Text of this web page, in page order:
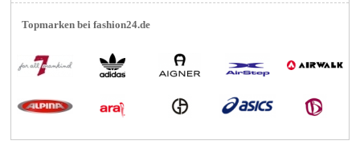
Topmarken bei fashion24.de